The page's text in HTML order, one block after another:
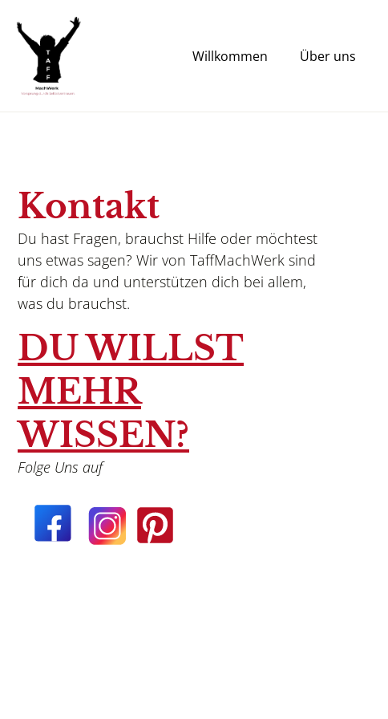
Inhalt
springen
Willkommen Über uns
Kontakt
Du hast Fragen, brauchst Hilfe oder möchtest
uns etwas sagen? Wir von TaffMachWerk sind
für dich da und unterstützen dich bei allem,
was du brauchst.
DU WILLST
MEHR
WISSEN?
Folge Uns auf